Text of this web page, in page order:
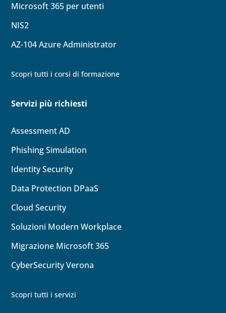
Microsoft 365 per utenti
NIS2
AZ-104Azure Administrator
Scopri tutti i corsi di formazione
Servizi più richiesti
Assessment AD
Phishing Simulation
IdentitySecurity
Data Protection DPaaS
CloudSecurity
Soluzioni Modern Workplace
Migrazione Microsoft 365
CyberSecurity Verona
Scopri tutti i servizi